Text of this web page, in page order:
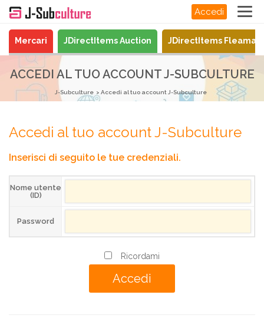
Accedi
Mercari JDirectItems Auction JDirectItems
ACCEDI AL TUO ACCOUNT J-SUBCULTURE
J-Subculture Accedi al tuo account J-Subculture
Accedi al tuo account J-Subculture
Inserisci di seguito le tue credenziali.
Nome utente
(ID)
Password
Ricordami